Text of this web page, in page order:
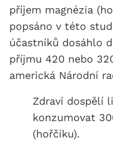
příjem magnézia
popsáno v této
účastníků dosáhlo
příjmu 420 nebo
americká Národní
Zdraví dospělí
konzumovat
(hořčíku).